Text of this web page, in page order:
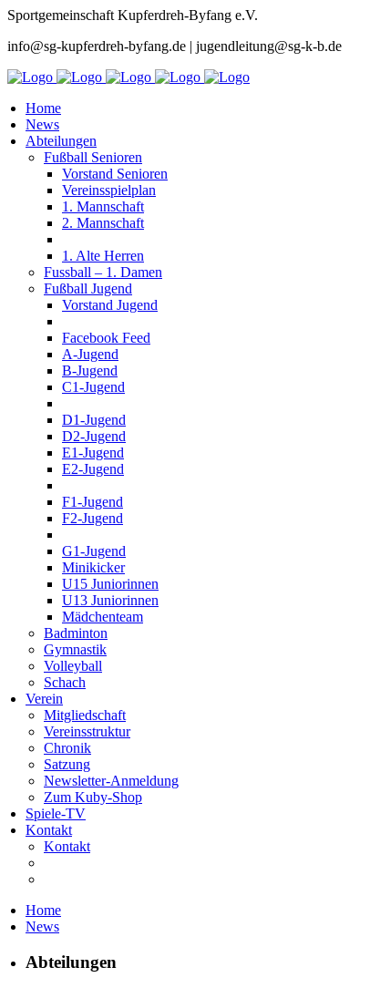
Sportgemeinschaft Kupferdreh-Byfang e.V.
info@sg-kupferdreh-byfang.de | jugendleitung@sg-k-b.de
Home
News
Abteilungen
Fußball Senioren
Vorstand Senioren
Vereinsspielplan
1. Mannschaft
2. Mannschaft
1. Alte Herren
Fussball – 1. Damen
Fußball Jugend
Vorstand Jugend
Facebook Feed
A-Jugend
B-Jugend
C1-Jugend
D1-Jugend
D2-Jugend
E1-Jugend
E2-Jugend
F1-Jugend
F2-Jugend
G1-Jugend
Minikicker
U15 Juniorinnen
U13 Juniorinnen
Mädchenteam
Badminton
Gymnastik
Volleyball
Schach
Verein
Mitgliedschaft
Vereinsstruktur
Chronik
Satzung
Newsletter-Anmeldung
Zum Kuby-Shop
Spiele-TV
Kontakt
Kontakt
Home
News
Abteilungen